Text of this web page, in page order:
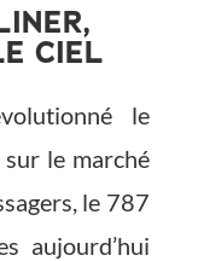
CIEL
le
le marché
le 787
aujourd’hui